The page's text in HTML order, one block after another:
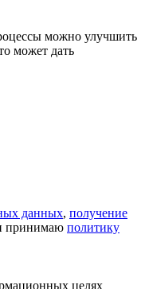
можно улучшить
может дать
данных, получение
принимаю политику
целях